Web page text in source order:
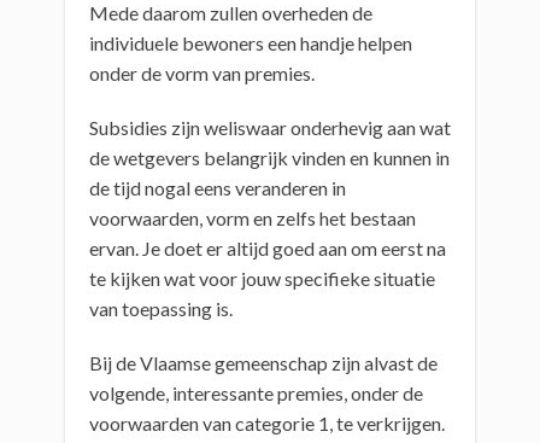
Mede daarom zullen overheden de
individuele bewoners een handje helpen
onder de vorm van premies.
Subsidies zijn weliswaar onderhevig aan wat
de wetgevers belangrijk vinden en kunnen in
de tijd nogal eens veranderen in
voorwaarden, vorm en zelfs het bestaan
ervan. Je doet er altijd goed aan om eerst na
te kijken wat voor jouw specifieke situatie
van toepassing is.
Bij de Vlaamse gemeenschap zijn alvast de
volgende, interessante premies, onder de
voorwaarden van categorie 1, te verkrijgen.